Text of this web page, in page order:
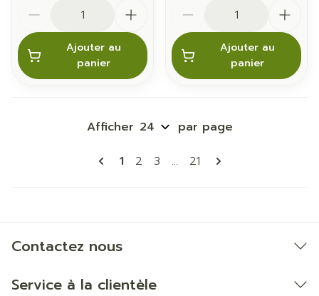
Ajouter au
panier
Ajouter au
panier
Pages
Vous lisez actuellement la page
1 Page
2 Page
3 ... Page
21
Afficher par page
Contactez nous
Service à la clientèle